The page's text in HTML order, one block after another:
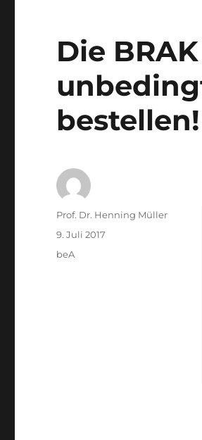
Die
bestellen!
Autor
Prof. Dr. Henning Müller
Veröffentlicht
am
9. Juli 2017
Kategorien
beA